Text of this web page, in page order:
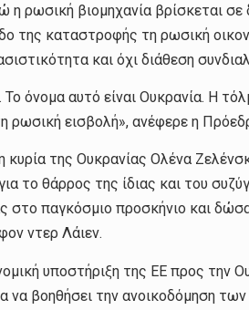
η ρωσική βιομηχανία βρίσκεται σε
της καταστροφής τη ρωσική
και όχι διάθεση
Το όνομα αυτό είναι Ουκρανία. Η
ρωσική εισβολή», ανέφερε η
της Ουκρανίας Ολένα
το θάρρος της ίδιας και του
παγκόσμιο προσκήνιο και
ντερ Λάιεν.
υποστήριξη της ΕΕ προς την
να βοηθήσει την ανοικοδόμηση